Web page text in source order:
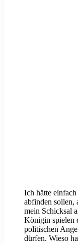
Ich hätte
abfinden sollen,
mein Schicksal
Königin spielen
politischen
dürfen. Wieso